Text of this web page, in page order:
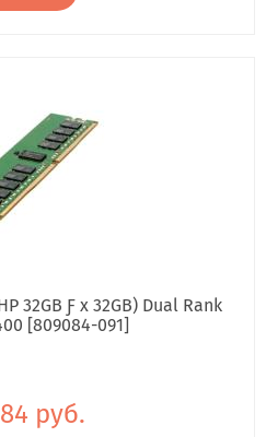
32GB Ƒ x 32GB) Dual Rank
[809084-091]
руб.